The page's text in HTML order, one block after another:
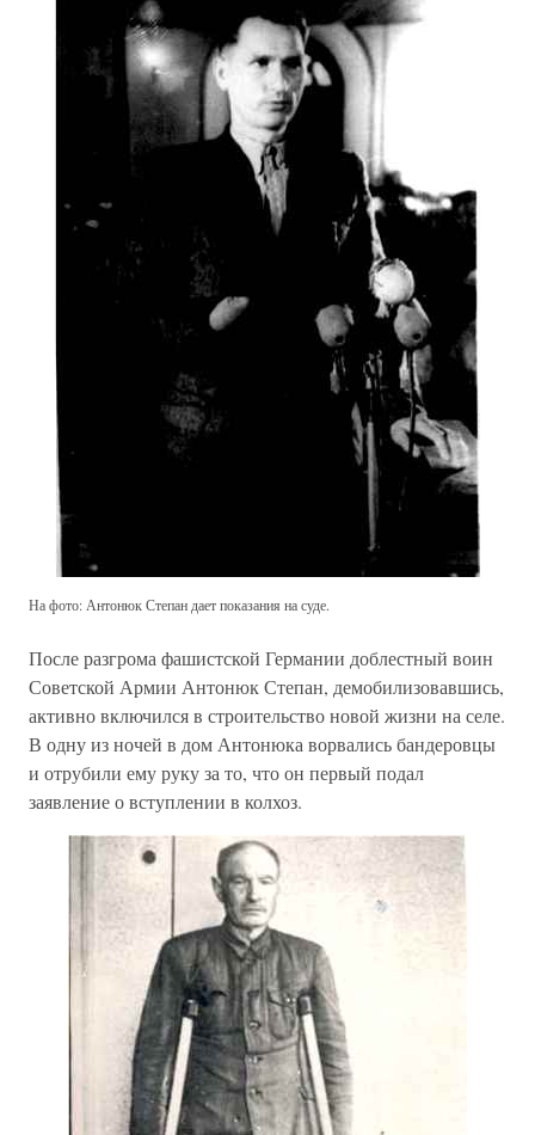
На фото: Антонюк Степан дает показания на суде.
После разгрома фашистской Германии доблестный воин
Советской Армии Антонюк Степан, демобилизовавшись,
активно включился в строительство новой жизни на селе.
В одну из ночей в дом Антонюка ворвались бандеровцы
и отрубили ему руку за то, что он первый подал
заявление о вступлении в колхоз.